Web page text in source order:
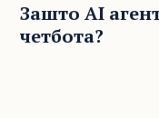
Зашто AI
четбота?